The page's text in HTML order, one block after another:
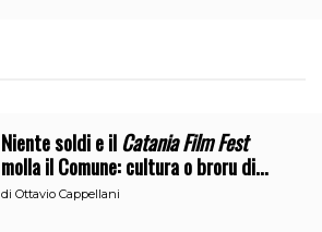
Niente soldi e ilCatania Film Fest
molla il Comune: cultura o broru di
ciciri?
diOttavio Cappellani